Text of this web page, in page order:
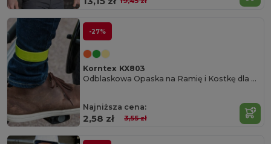
-27%
Korntex KX803
Odblaskowa Opaska na Ramię i Kostkę dla Sportowców
Najniższa cena:
2,58 zł 3,55 zł